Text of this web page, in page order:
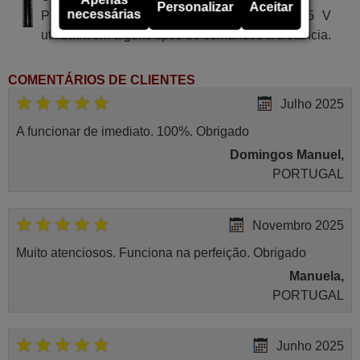
Pilha alcalina tipo AA LR03 de tensão 1.5 V
utilizada em alguns tipos de comandos à distância.
COMENTÁRIOS DE CLIENTES
Julho 2025
A funcionar de imediato. 100%. Obrigado
Domingos Manuel,
PORTUGAL
Novembro 2025
Muito atenciosos. Funciona na perfeição. Obrigado
Manuela,
PORTUGAL
Junho 2025
necessárias
Personalizar Aceitar